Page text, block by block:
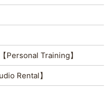
Personal Training】
Rental】